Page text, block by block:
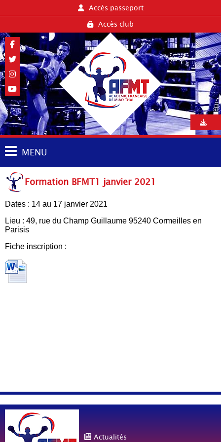
Accès passeport
Accès club
MENU
Formation BFMT1 janvier 2021
Dates : 14 au 17 janvier 2021
Lieu : 49, rue du Champ Guillaume 95240 Cormeilles en
Parisis
Fiche inscription :
Actualités